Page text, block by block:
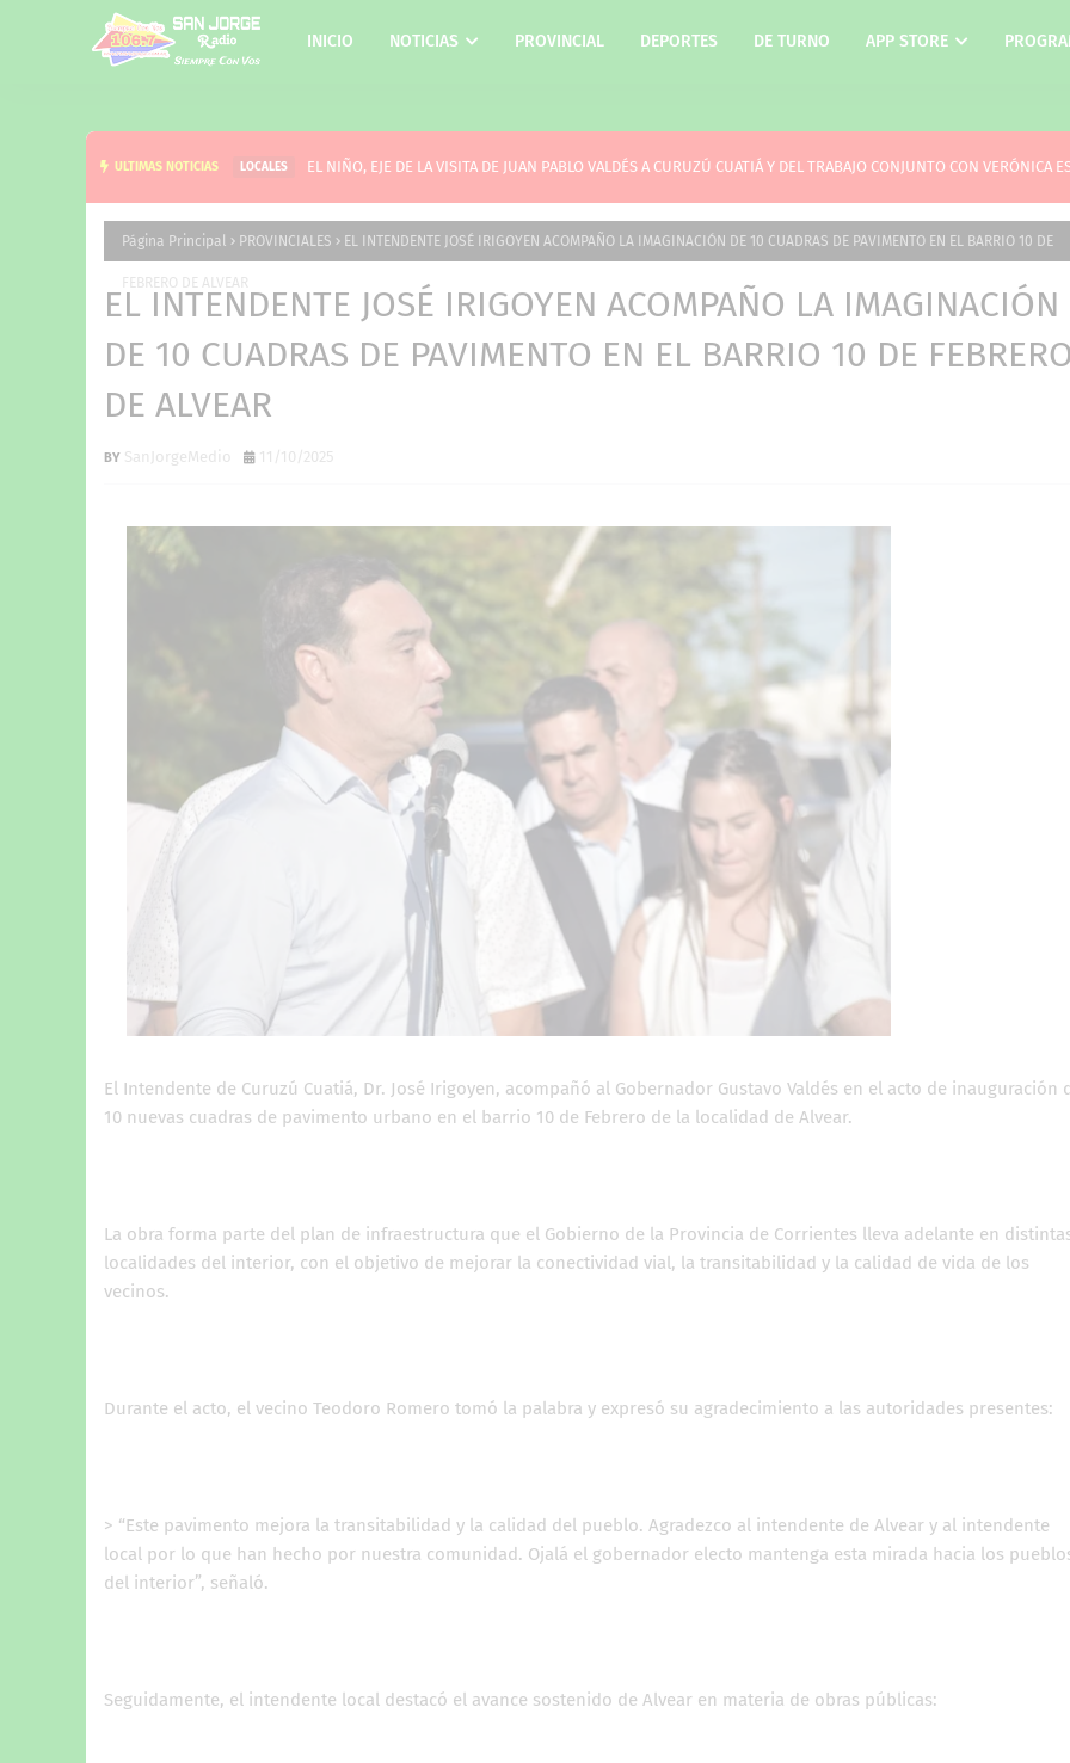
INICIO NOTICIAS PROVINCIAL DEPORTES DE TURNO APP STORE
ULTIMAS NOTICIAS LOCALES EL NIÑO, EJE DE LA VISITA DE JUAN PABLO VALDÉS A CURUZÚ CUATIÁ Y DEL TRABAJO CONJUNTO CON VERÓNICA
Página Principal PROVINCIALES EL INTENDENTE JOSÉ IRIGOYEN ACOMPAÑO LA IMAGINACIÓN DE 10 CUADRAS DE PAVIMENTO EN EL BARRIO 10 DE
FEBRERO DE ALVEAR
EL INTENDENTE JOSÉ IRIGOYEN ACOMPAÑO LA IMAGINACIÓN
DE 10 CUADRAS DE PAVIMENTO EN EL BARRIO 10 DE
DE ALVEAR
SanJorgeMedio 11/10/2025
El Intendente de Curuzú Cuatiá, Dr. José Irigoyen, acompañó al Gobernador Gustavo Valdés en el acto de inauguración
10 nuevas cuadras de pavimento urbano en el barrio 10 de Febrero de la localidad de Alvear.
La obra forma parte del plan de infraestructura que el Gobierno de la Provincia de Corrientes lleva adelante en
localidades del interior, con el objetivo de mejorar la conectividad vial, la transitabilidad y la calidad de vida de los
vecinos.
Durante el acto, el vecino Teodoro Romero tomó la palabra y expresó su agradecimiento a las autoridades presentes:
> “Este pavimento mejora la transitabilidad y la calidad del pueblo. Agradezco al intendente de Alvear y al intendente
local por lo que han hecho por nuestra comunidad. Ojalá el gobernador electo mantenga esta mirada hacia los
del interior”, señaló.
Seguidamente, el intendente local destacó el avance sostenido de Alvear en materia de obras públicas: